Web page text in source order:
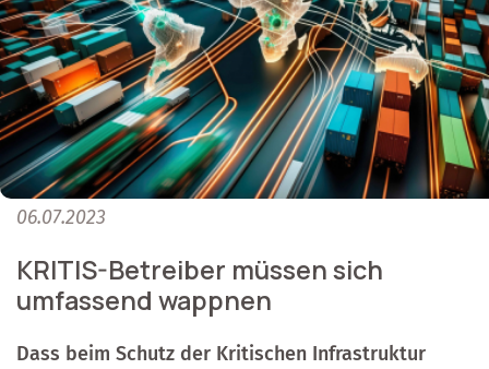
06.07.2023
KRITIS-Betreiber müssen sich
umfassend wappnen
Dass beim Schutz der Kritischen Infrastruktur